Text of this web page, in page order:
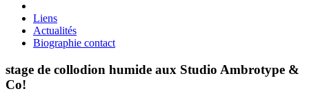
Liens
Actualités
Biographie contact
stage de collodion humide aux Studio Ambrotype &
Co!